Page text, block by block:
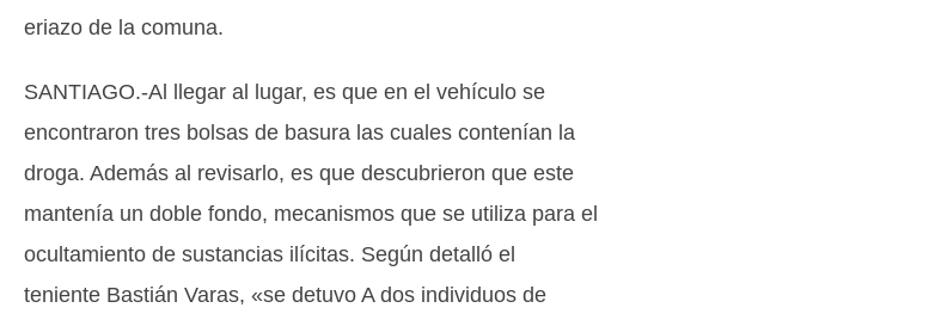
eriazo de la comuna.
SANTIAGO.-Al llegar al lugar, es que en el vehículo se
encontraron tres bolsas de basura las cuales contenían la
droga. Además al revisarlo, es que descubrieron que este
mantenía un doble fondo, mecanismos que se utiliza para el
ocultamiento de sustancias ilícitas. Según detalló el
teniente Bastián Varas, «se detuvo A dos individuos de